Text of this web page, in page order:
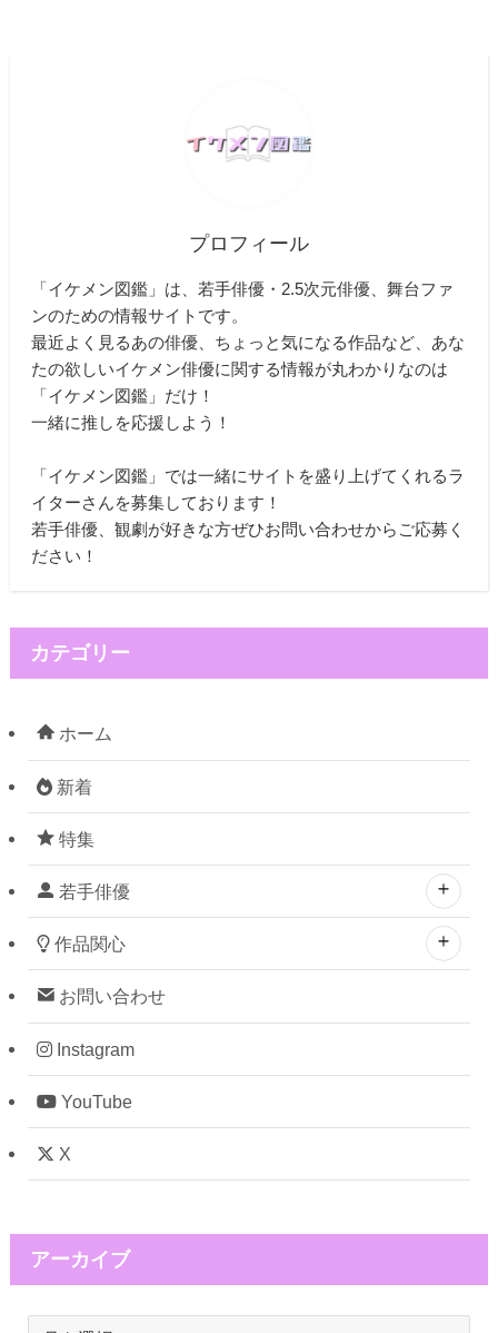
プロフィール
「イケメン図鑑」は、若手俳優・2.5次元俳優、舞台ファ
ンのための情報サイトです。
最近よく見るあの俳優、ちょっと気になる作品など、あな
たの欲しいイケメン俳優に関する情報が丸わかりなのは
「イケメン図鑑」だけ！
一緒に推しを応援しよう！
「イケメン図鑑」では一緒にサイトを盛り上げてくれるラ
イターさんを募集しております！
若手俳優、観劇が好きな方ぜひお問い合わせからご応募く
ださい！
カテゴリー
ホーム
新着
特集
若手俳優
作品関心
お問い合わせ
Instagram
YouTube
X
アーカイブ